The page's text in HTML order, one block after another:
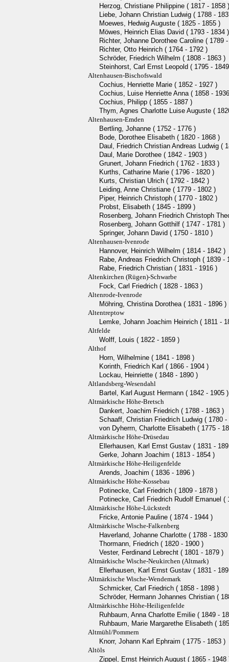
Herzog, Christiane Philippine ( 1817 - 1858 )
Liebe, Johann Christian Ludwig ( 1788 -
Moewes, Hedwig Auguste ( 1825 - 1855 )
Möwes, Heinrich Elias David ( 1793 - 1834 )
Richter, Johanne Dorothee Caroline ( 1789
Richter, Otto Heinrich ( 1764 - 1792 )
Schröder, Friedrich Wilhelm ( 1808 - 1863 )
Steinhorst, Carl Ernst Leopold ( 1795 -
Altenhausen-Bischofswald
Cochius, Henriette Marie ( 1852 - 1927 )
Cochius, Luise Henriette Anna ( 1858 -
Cochius, Philipp ( 1855 - 1887 )
Thym, Agnes Charlotte Luise Auguste (
Altenhausen-Emden
Bertling, Johanne ( 1752 - 1776 )
Bode, Dorothee Elisabeth ( 1820 - 1868 )
Daul, Friedrich Christian Andreas Ludwig (
Daul, Marie Dorothee ( 1842 - 1903 )
Grunert, Johann Friedrich ( 1762 - 1833 )
Kurths, Catharine Marie ( 1796 - 1820 )
Kurts, Christian Ulrich ( 1792 - 1842 )
Leiding, Anne Christiane ( 1779 - 1802 )
Piper, Heinrich Christoph ( 1770 - 1802 )
Probst, Elisabeth ( 1845 - 1899 )
Rosenberg, Johann Friedrich Christoph
Rosenberg, Johann Gotthilf ( 1747 - 1781 )
Springer, Johann David ( 1750 - 1810 )
Altenhausen-Ivenrode
Hannover, Heinrich Wilhelm ( 1814 - 1842 )
Rabe, Andreas Friedrich Christoph ( 1839 -
Rabe, Friedrich Christian ( 1831 - 1916 )
Altenkirchen (Rügen)-Schwarbe
Fock, Carl Friedrich ( 1828 - 1863 )
Altenrode-Ivenrode
Möhring, Christina Dorothea ( 1831 - 1896 )
Altentreptow
Lemke, Johann Joachim Heinrich ( 1811 -
Altfelde
Wolff, Louis ( 1822 - 1859 )
Althof
Horn, Wilhelmine ( 1841 - 1898 )
Korinth, Friedrich Karl ( 1866 - 1904 )
Lockau, Heinriette ( 1848 - 1890 )
Altlandsberg-Wesendahl
Bartel, Karl August Hermann ( 1842 - 1905 )
Altmärkische Höhe-Bretsch
Dankert, Joachim Friedrich ( 1788 - 1863 )
Schaaff, Christian Friedrich Ludwig ( 1780 -
von Dyherrn, Charlotte Elisabeth ( 1775 -
Altmärkische Höhe-Drüsedau
Ellerhausen, Karl Ernst Gustav ( 1831 -
Gerke, Johann Joachim ( 1813 - 1854 )
Altmärkische Höhe-Heiligenfelde
Arends, Joachim ( 1836 - 1896 )
Altmärkische Höhe-Kossebau
Potinecke, Carl Friedrich ( 1809 - 1878 )
Potinecke, Carl Friedrich Rudolf Emanuel (
Altmärkische Höhe-Lückstedt
Fricke, Antonie Pauline ( 1874 - 1944 )
Altmärkische Wische-Falkenberg
Haverland, Johanne Charlotte ( 1788 - 1830
Thormann, Friedrich ( 1820 - 1900 )
Vester, Ferdinand Lebrecht ( 1801 - 1879 )
Altmärkische Wische-Neukirchen (Altmark)
Ellerhausen, Karl Ernst Gustav ( 1831 -
Altmärkische Wische-Wendemark
Schmicker, Carl Friedrich ( 1858 - 1898 )
Schröder, Hermann Johannes Christian (
Altmärkischhe Höhe-Heiligenfelde
Ruhbaum, Anna Charlotte Emilie ( 1849 -
Ruhbaum, Marie Margarethe Elisabeth (
Altmühl/Pommern
Knorr, Johann Karl Ephraim ( 1775 - 1853 )
Altöls
Zippel, Ernst Heinrich August ( 1865 - 1948